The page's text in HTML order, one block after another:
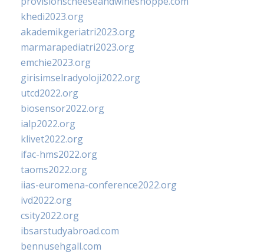
khedi2023.org
akademikgeriatri2023.org
marmarapediatri2023.org
emchie2023.org
girisimselradyoloji2022.org
utcd2022.org
biosensor2022.org
ialp2022.org
klivet2022.org
ifac-hms2022.org
taoms2022.org
iias-euromena-conference2022.org
ivd2022.org
csity2022.org
ibsarstudyabroad.com
bennusehgall.com